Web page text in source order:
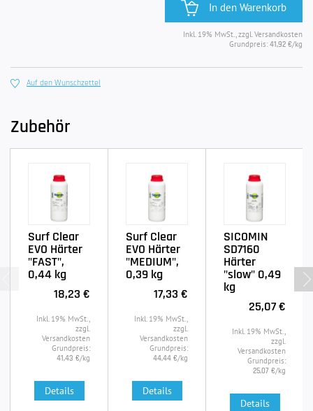
In den Warenkorb
Inkl. 19% MwSt., zzgl. Versandkosten
Grundpreis: 41,92 €/kg
Auf den Wunschzettel
Zubehör
Surf Clear
EVO Härter
"FAST",
0,44 kg
18,23 €
Inkl. 19% MwSt.,
zzgl.
Versandkosten
Grundpreis:
41,43 €/kg
Details
Surf Clear
EVO Härter
"MEDIUM",
0,39 kg
17,33 €
Inkl. 19% MwSt.,
zzgl.
Versandkosten
Grundpreis:
44,44 €/kg
Details
SICOMIN
SD7160
Härter
"slow" 0,49
kg
25,07 €
Inkl. 19% MwSt.,
zzgl.
Versandkosten
Grundpreis:
25,07 €/kg
Details